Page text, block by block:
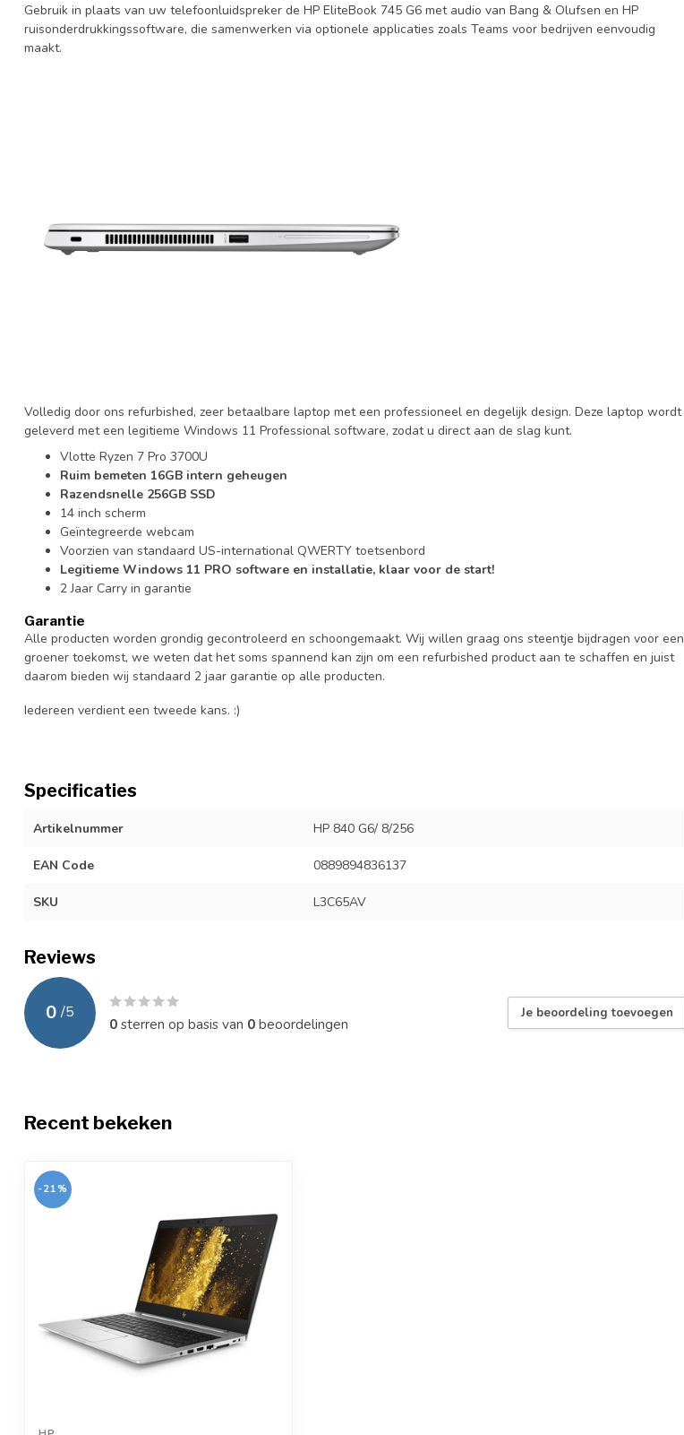
Gebruik in plaats van uw telefoonluidspreker de HP EliteBook 745 G6 met audio van Bang & Olufsen en HP
ruisonderdrukkingssoftware, die samenwerken via optionele applicaties zoals Teams voor bedrijven eenvoudig
maakt.
Volledig door ons refurbished, zeer betaalbare laptop met een professioneel en degelijk design. Deze laptop wordt
geleverd met een legitieme Windows 11 Professional software, zodat u direct aan de slag kunt.
Vlotte Ryzen 7 Pro 3700U
Ruim bemeten 16GB intern geheugen
Razendsnelle 256GB SSD
14 inch scherm
Geïntegreerde webcam
Voorzien van standaard US-international QWERTY toetsenbord
Legitieme Windows 11 PRO software en installatie, klaar voor de start!
2 Jaar Carry in garantie
Garantie
Alle producten worden grondig gecontroleerd en schoongemaakt. Wij willen graag ons steentje bijdragen voor een
groener toekomst, we weten dat het soms spannend kan zijn om een refurbished product aan te schaffen en juist
daarom bieden wij standaard 2 jaar garantie op alle producten.
Iedereen verdient een tweede kans. :)
Specificaties
Artikelnummer HP 840 G6/ 8/256
EAN Code 0889894836137
SKU L3C65AV
Reviews
0 /5
0sterren op basis van 0beoordelingen
Je beoordeling toevoegen
Recent bekeken
-21%